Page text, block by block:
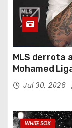
MLS derrota
Mohamed
Jul 30, 2026
WHITE SOX